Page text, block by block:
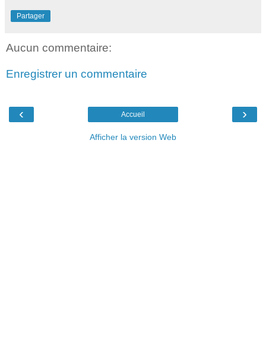
Partager
Aucun commentaire:
Enregistrer un commentaire
‹ ›
Accueil
Afficher la version Web